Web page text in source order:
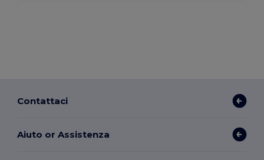
Contattaci
Aiuto or Assistenza